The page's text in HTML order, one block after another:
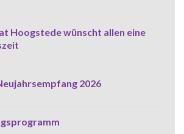
Hoogstede wünscht allen eine
2026